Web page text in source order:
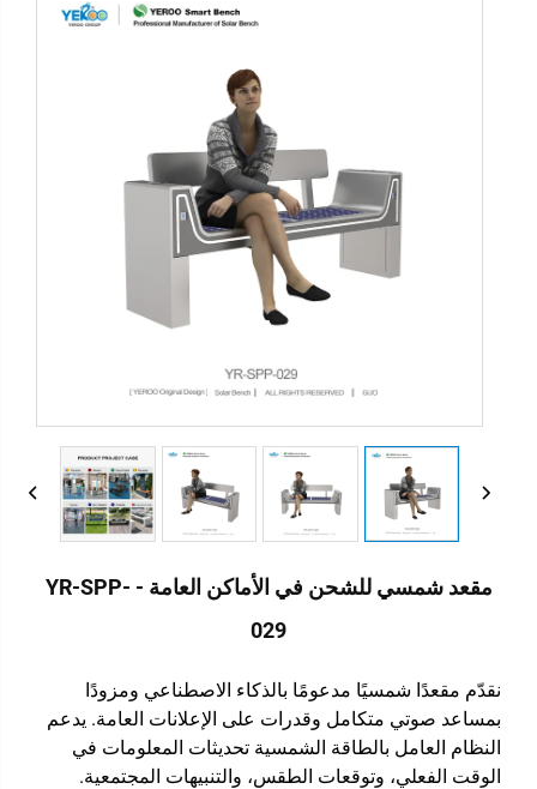
مقعد شمسي للشحن في الأماكن العامة - YR-SPP-
029
نقدّم مقعدًا شمسيًا مدعومًا بالذكاء الاصطناعي ومزودًا
بمساعد صوتي متكامل وقدرات على الإعلانات العامة. يدعم
النظام العامل بالطاقة الشمسية تحديثات المعلومات في
الوقت الفعلي، وتوقعات الطقس، والتنبيهات المجتمعية.